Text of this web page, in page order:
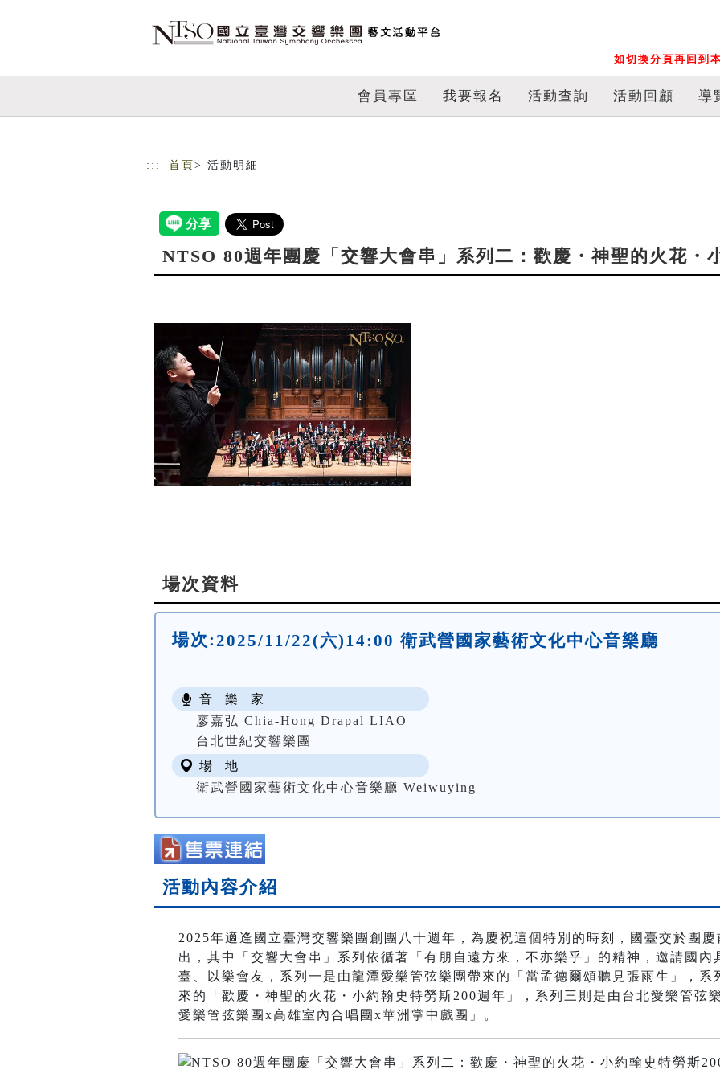
如切換分頁再回到
會員專區 我要報名 活動查詢 活動回顧 導
::: 首頁 > 活動明細
NTSO 80週年團慶「交響大會串」系列二：歡慶・神聖的火花・
場次資料
場次:2025/11/22(六)14:00 衛武營國家藝術文化中心音樂廳
音 樂 家
廖嘉弘 Chia-Hong Drapal LIAO
台北世紀交響樂團
場 地
衛武營國家藝術文化中心音樂廳 Weiwuying
活動內容介紹
2025年適逢國立臺灣交響樂團創團八十週年，為慶祝這個特別的時刻，國臺交於團
出，其中「交響大會串」系列依循著「有朋自遠方來，不亦樂乎」的精神，邀請國內
臺、以樂會友，系列一是由龍潭愛樂管弦樂團帶來的「當孟德爾頌聽見張雨生」，系
來的「歡慶・神聖的火花・小約翰史特勞斯200週年」，系列三則是由台北愛樂管弦
愛樂管弦樂團x高雄室內合唱團x華洲掌中戲團」。